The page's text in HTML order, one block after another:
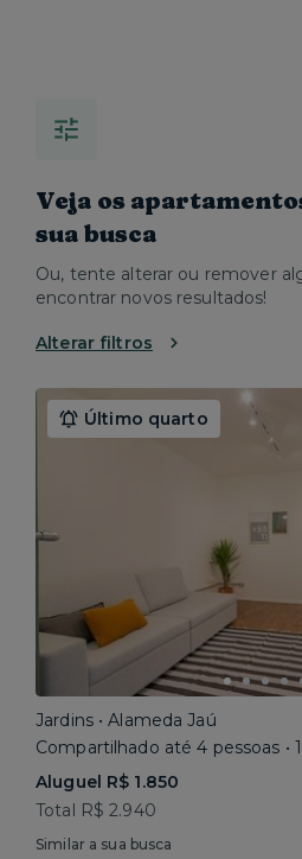
Veja os
sua busca
Ou, tente alterar ou remover
encontrar novos resultados!
Alterar filtros
Último quarto
Jardins • Alameda Jaú
Compartilhado até 4 pessoas •
Aluguel R$ 1.850
Total R$ 2.940
Similar a sua busca